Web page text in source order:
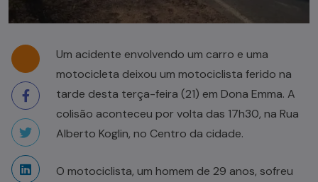
Um acidente envolvendo um carro e uma
motocicleta deixou um motociclista ferido na
tarde desta terça-feira (21) em Dona Emma. A
colisão aconteceu por volta das 17h30, na Rua
Alberto Koglin, no Centro da cidade.
O motociclista, um homem de 29 anos, sofreu